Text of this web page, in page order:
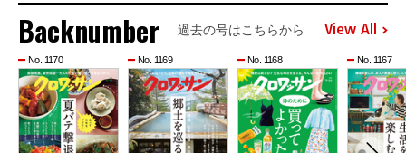
Backnumber 過去の号はこちらから View All
No. 1170 No. 1169 No. 1168 No. 1167